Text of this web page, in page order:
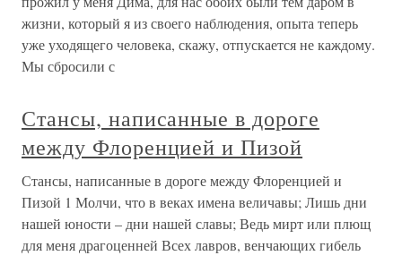
жизни, который я из своего наблюдения, опыта теперь
уже уходящего человека, скажу, отпускается не каждому.
Мы сбросили с
Стансы, написанные в дороге
между Флоренцией и Пизой
Стансы, написанные в дороге между Флоренцией и
Пизой 1 Молчи, что в веках имена величавы; Лишь дни
нашей юности – дни нашей славы; Ведь мирт или плющ
для меня драгоценней Всех лавров, венчающих гибель